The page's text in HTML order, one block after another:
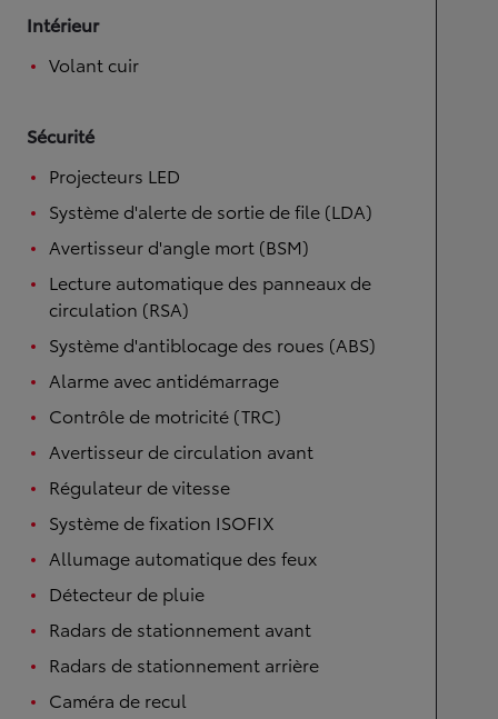
Intérieur
Volant cuir
Sécurité
Projecteurs LED
Système d'alerte de sortie de file (LDA)
Avertisseur d'angle mort (BSM)
Lecture automatique des panneaux de
circulation (RSA)
Système d'antiblocage des roues (ABS)
Alarme avec antidémarrage
Contrôle de motricité (TRC)
Avertisseur de circulation avant
Régulateur de vitesse
Système de fixation ISOFIX
Allumage automatique des feux
Détecteur de pluie
Radars de stationnement avant
Radars de stationnement arrière
Caméra de recul